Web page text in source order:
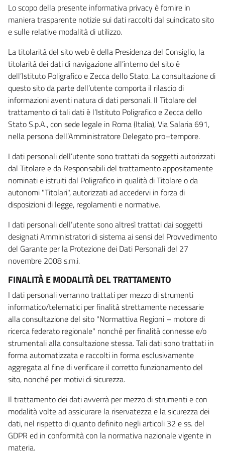
Lo scopo della presente informativa privacy è fornire in
maniera trasparente notizie sui dati raccolti dal suindicato sito
e sulle relative modalità di utilizzo.
La titolarità del sito web è della Presidenza del Consiglio, la
titolarità dei dati di navigazione all’interno del sito è
dell’Istituto Poligrafico e Zecca dello Stato. La consultazione di
questo sito da parte dell’utente comporta il rilascio di
informazioni aventi natura di dati personali. Il Titolare del
trattamento di tali dati è l’Istituto Poligrafico e Zecca dello
Stato S.p.A., con sede legale in Roma (Italia), Via Salaria 691,
nella persona dell’Amministratore Delegato pro–tempore.
I dati personali dell’utente sono trattati da soggetti autorizzati
dal Titolare e da Responsabili del trattamento appositamente
nominati e istruiti dal Poligrafico in qualità di Titolare o da
autonomi "Titolari", autorizzati ad accedervi in forza di
disposizioni di legge, regolamenti e normative.
I dati personali dell’utente sono altresì trattati dai soggetti
designati Amministratori di sistema ai sensi del Provvedimento
del Garante per la Protezione dei Dati Personali del 27
novembre 2008 s.m.i.
FINALITÀ E MODALITÀ DEL TRATTAMENTO
I dati personali verranno trattati per mezzo di strumenti
informatico/telematici per finalità strettamente necessarie
alla consultazione del sito "Normattiva Regioni – motore di
ricerca federato regionale" nonché per finalità connesse e/o
strumentali alla consultazione stessa. Tali dati sono trattati in
forma automatizzata e raccolti in forma esclusivamente
aggregata al fine di verificare il corretto funzionamento del
sito, nonché per motivi di sicurezza.
Il trattamento dei dati avverrà per mezzo di strumenti e con
modalità volte ad assicurare la riservatezza e la sicurezza dei
dati, nel rispetto di quanto definito negli articoli 32 e ss. del
GDPR ed in conformità con la normativa nazionale vigente in
materia.